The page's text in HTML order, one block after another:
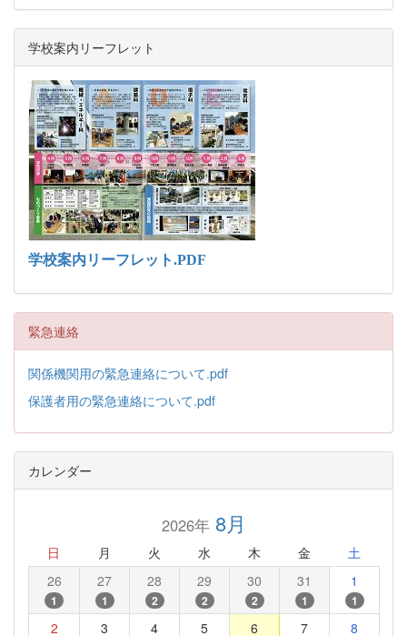
学校案内リーフレット
学校案内リーフレット.PDF
緊急連絡
関係機関用の緊急連絡について.pdf
保護者用の緊急連絡について.pdf
カレンダー
2026年8月
日 月 火 水 木 金 土
26
1
27
1
28
2
29
2
30
2
31
1
1
1
2 3 4 5 6 7 8